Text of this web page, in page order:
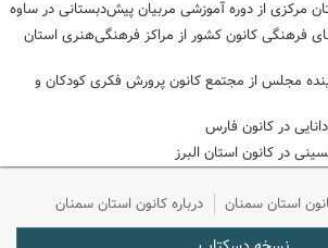
مرکزی از دوره آموزشی مربیان پیش‌دبستانی در ساوه
فرهنگی کانون کشور از مراکز فرهنگی‌هنری استان
مجلس از مجتمع کانون پرورش فکری کودکان و
در کانون فارس
در کانون استان البرز
استان سمنان درباره کانون استان سمنان